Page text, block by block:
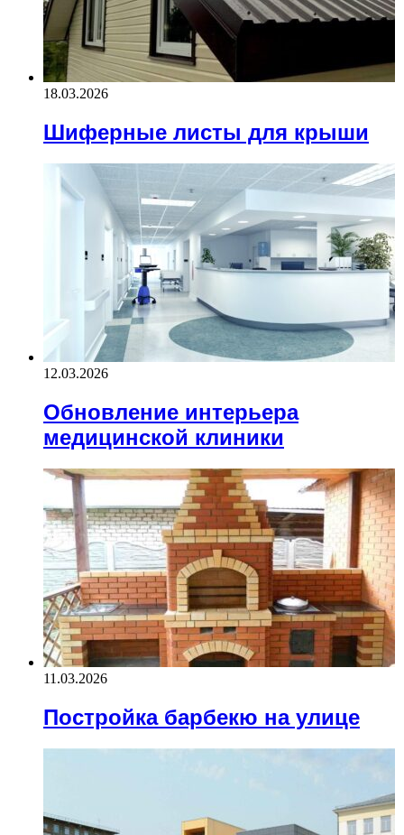
18.03.2026
Шиферные листы для крыши
12.03.2026
Обновление интерьера
медицинской клиники
11.03.2026
Постройка барбекю на улице